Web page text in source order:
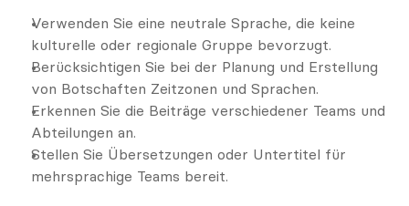
Verwenden Sie eine neutrale Sprache, die keine
kulturelle oder regionale Gruppe bevorzugt.
Berücksichtigen Sie bei der Planung und Erstellung
von Botschaften Zeitzonen und Sprachen.
Erkennen Sie die Beiträge verschiedener Teams und
Abteilungen an.
Stellen Sie Übersetzungen oder Untertitel für
mehrsprachige Teams bereit.